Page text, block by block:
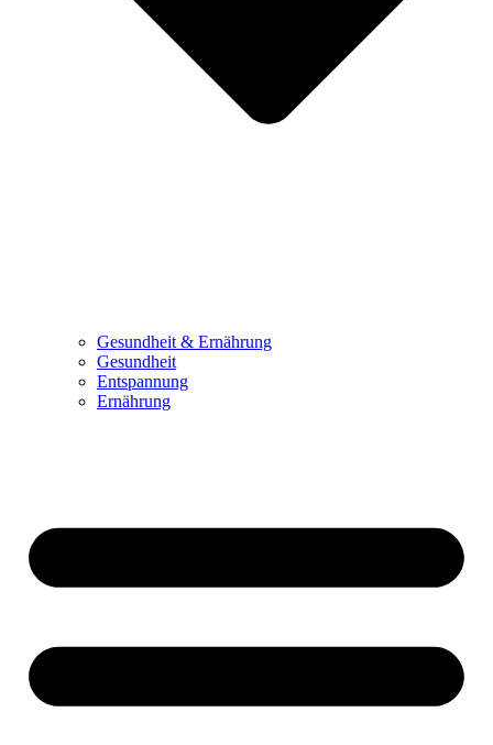
Gesundheit & Ernährung
Gesundheit
Entspannung
Ernährung